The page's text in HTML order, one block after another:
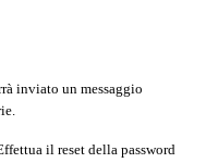
inviato un messaggio
il reset della password